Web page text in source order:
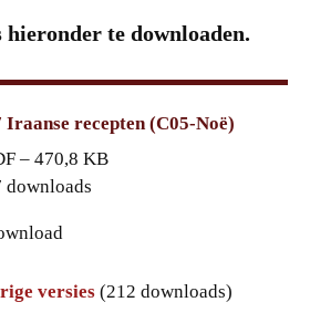
te downloaden.
Iraanse recepten (C05-Noë)
– 470,8 KB
downloads
versies (212 downloads)